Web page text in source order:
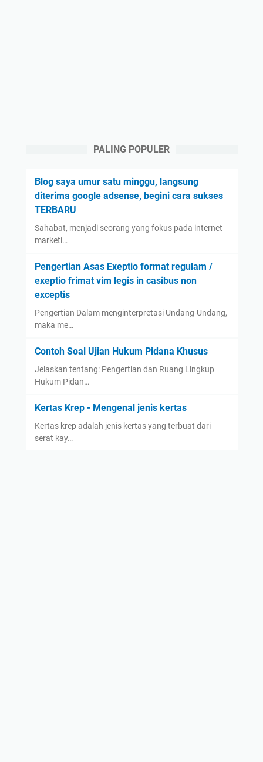
PALING POPULER
Blog saya umur satu minggu, langsung
diterima google adsense, begini cara sukses
TERBARU
Sahabat, menjadi seorang yang fokus pada internet
marketi…
Pengertian Asas Exeptio format regulam /
exeptio frimat vim legis in casibus non
exceptis
Pengertian Dalam menginterpretasi Undang-Undang,
maka me…
Contoh Soal Ujian Hukum Pidana Khusus
Jelaskan tentang: Pengertian dan Ruang Lingkup
Hukum Pidan…
Kertas Krep - Mengenal jenis kertas
Kertas krep adalah jenis kertas yang terbuat dari
serat kay…